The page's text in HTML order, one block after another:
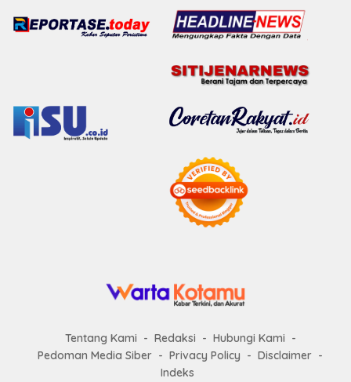
Tentang Kami Redaksi
Hubungi Kami
Pedoman Media Siber
Privacy Policy
Disclaimer
Indeks